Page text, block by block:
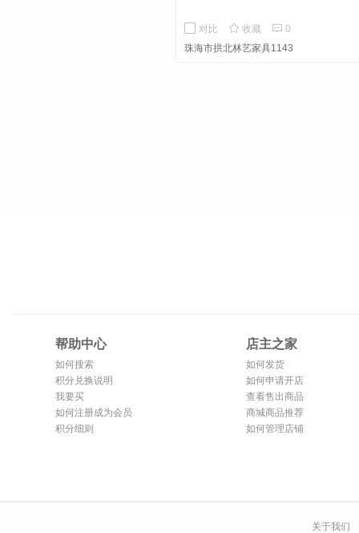
对比  收藏  0
珠海市拱北林艺家具1143
帮助中心
如何搜索
积分兑换说明
我要买
如何注册成为会员
积分细则
店主之家
如何发货
如何申请开店
查看售出商品
商城商品推荐
如何管理店铺
关于我们